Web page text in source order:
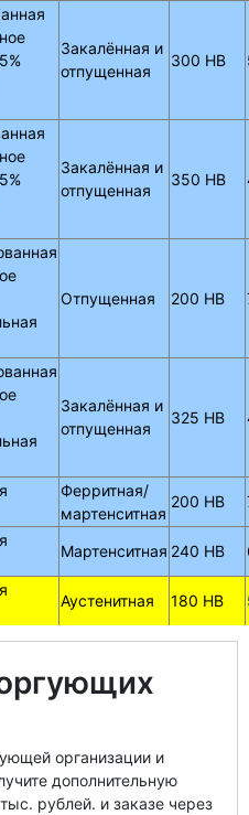
Закалённая и
отпущенная
300 HB
Закалённая и
отпущенная
350 HB
Отпущенная 200 HB
Закалённая и
отпущенная
325 HB
Ферритная/
мартенситная
200 HB
Мартенситная 240 HB
Аустенитная 180 HB
организации и
дополнительную
рублей. и заказе через